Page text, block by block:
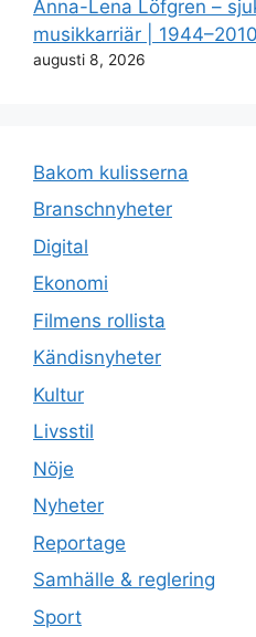
Anna-Lena Löfgren –
musikkarriär | 1944–2010
augusti 8, 2026
Bakom kulisserna
Branschnyheter
Digital
Ekonomi
Filmens rollista
Kändisnyheter
Kultur
Livsstil
Nöje
Nyheter
Reportage
Samhälle & reglering
Sport